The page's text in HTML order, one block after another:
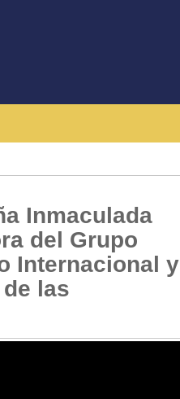
Inmaculada
del Grupo
Internacional y
las